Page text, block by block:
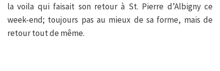
la voila qui faisait son retour à St. Pierre d’Albigny ce
week-end; toujours pas au mieux de sa forme, mais de
retour tout de même.